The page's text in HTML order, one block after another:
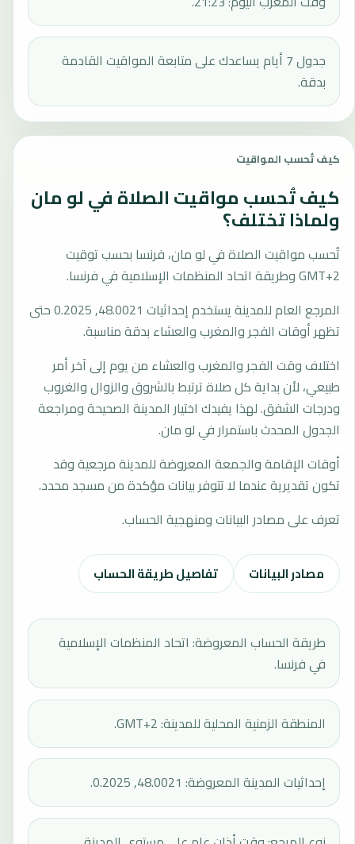
جدول 7 أيام يساعدك على متابعة المواقيت القادمة
بدقة.
كيف تُحسب المواقيت
كيف تُحسب مواقيت الصلاة في لو مان
ولماذا تختلف؟
تُحسب مواقيت الصلاة في لو مان، فرنسا بحسب توقيت
GMT+2 وطريقة اتحاد المنظمات الإسلامية في فرنسا.
المرجع العام للمدينة يستخدم إحداثيات 48.0021, 0.2025 حتى
تظهر أوقات الفجر والمغرب والعشاء بدقة مناسبة.
اختلاف وقت الفجر والمغرب والعشاء من يوم إلى آخر أمر
طبيعي، لأن بداية كل صلاة ترتبط بالشروق والزوال والغروب
ودرجات الشفق. لهذا يفيدك اختيار المدينة الصحيحة ومراجعة
الجدول المحدث باستمرار في لو مان.
أوقات الإقامة والجمعة المعروضة للمدينة مرجعية وقد
تكون تقديرية عندما لا تتوفر بيانات مؤكدة من مسجد محدد.
تعرف على مصادر البيانات ومنهجية الحساب.
مصادر البيانات تفاصيل طريقة الحساب
طريقة الحساب المعروضة: اتحاد المنظمات الإسلامية
في فرنسا.
المنطقة الزمنية المحلية للمدينة: GMT+2.
إحداثيات المدينة المعروضة: 48.0021, 0.2025.